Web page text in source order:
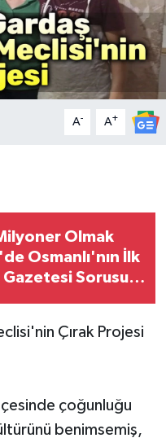
A- A+
Olmak
Osmanlı'nın İlk
Sorusu
Çırak Projesi
çoğunluğu
benimsemiş,